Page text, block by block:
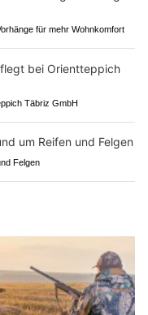
für mehr Wohnkomfort
Täbriz GmbH
Felgen